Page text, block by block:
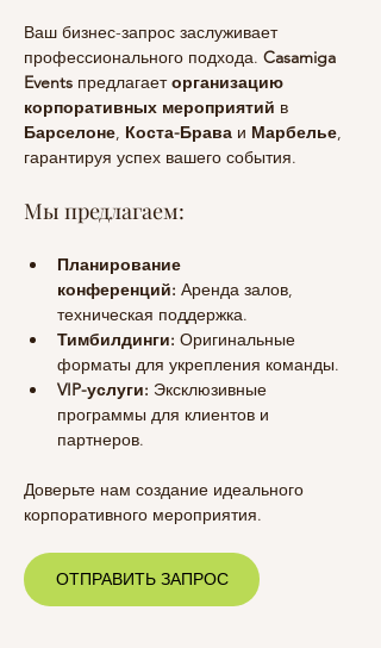
Ваш бизнес-запрос заслуживает
профессионального подхода. Casamiga
Events предлагает организацию
корпоративных мероприятий в
Барселоне, Коста-Брава и Марбелье,
гарантируя успех вашего события.
Мы предлагаем:
Планирование
конференций: Аренда залов,
техническая поддержка.
Тимбилдинги: Оригинальные
форматы для укрепления команды.
VIP-услуги: Эксклюзивные
программы для клиентов и
партнеров.
Доверьте нам создание идеального
корпоративного мероприятия.
ОТПРАВИТЬ ЗАПРОС